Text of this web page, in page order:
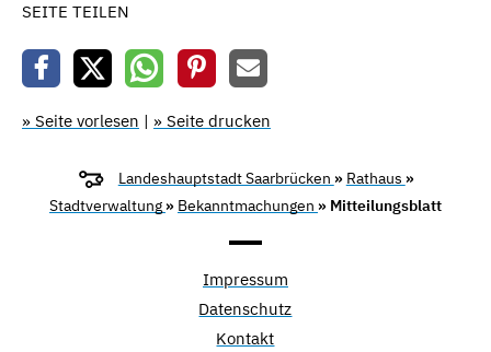
SEITE TEILEN
» Seite vorlesen | » Seite drucken
Landeshauptstadt Saarbrücken » Rathaus »
Stadtverwaltung » Bekanntmachungen » Mitteilungsblatt
Impressum
Datenschutz
Kontakt